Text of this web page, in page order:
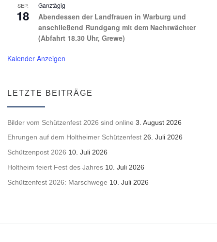
SEP.
18
Ganztägig
Abendessen der Landfrauen in Warburg und
anschließend Rundgang mit dem Nachtwächter
(Abfahrt 18.30 Uhr, Grewe)
Kalender Anzeigen
LETZTE BEITRÄGE
Bilder vom Schützenfest 2026 sind online 3. August 2026
Ehrungen auf dem Holtheimer Schützenfest 26. Juli 2026
Schützenpost 2026 10. Juli 2026
Holtheim feiert Fest des Jahres 10. Juli 2026
Schützenfest 2026: Marschwege 10. Juli 2026